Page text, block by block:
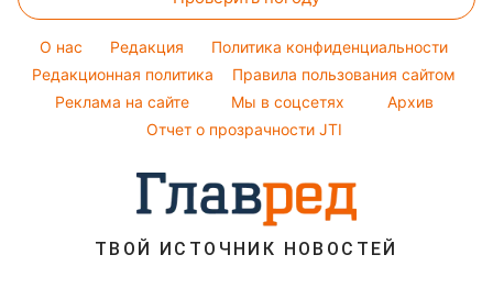
Новости Одессы
Советы от Андре Тана
Женские стрижки
Уборка
Авто
Тарифы
Курс валют
O нас Редакция
Политика конфиденциальности
Редакционная политика
Правила пользования сайтом
Реклама на сайте
Мы в соцсетях
Архив
Отчет о прозрачности JTI
ТВОЙ ИСТОЧНИК НОВОСТЕЙ